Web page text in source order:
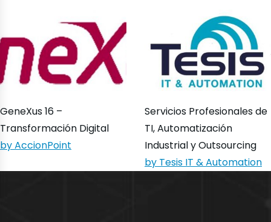
GeneXus 16 –
Transformación Digital
by AccionPoint
Servicios Profesionales de
TI, Automatización
Industrial y Outsourcing
by Tesis IT & Automation